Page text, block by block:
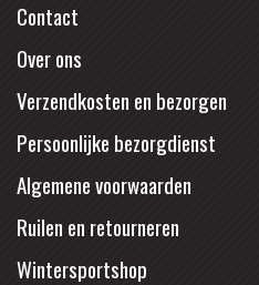
Contact
Over ons
Verzendkosten en bezorgen
Persoonlijke bezorgdienst
Algemene voorwaarden
Ruilen en retourneren
Wintersportshop